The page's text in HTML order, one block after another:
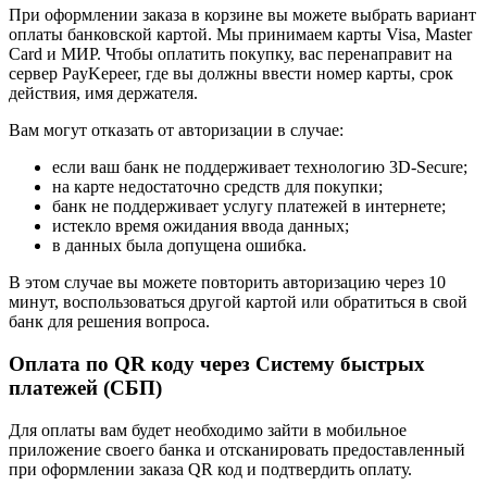
При оформлении заказа в корзине вы можете выбрать вариант
оплаты банковской картой. Мы принимаем карты Visa, Master
Card и МИР. Чтобы оплатить покупку, вас перенаправит на
сервер PayKepeer, где вы должны ввести номер карты, срок
действия, имя держателя.
Вам могут отказать от авторизации в случае:
если ваш банк не поддерживает технологию 3D-Secure;
на карте недостаточно средств для покупки;
банк не поддерживает услугу платежей в интернете;
истекло время ожидания ввода данных;
в данных была допущена ошибка.
В этом случае вы можете повторить авторизацию через 10
минут, воспользоваться другой картой или обратиться в свой
банк для решения вопроса.
Оплата по QR коду через Систему быстрых
платежей (СБП)
Для оплаты вам будет необходимо зайти в мобильное
приложение своего банка и отсканировать предоставленный
при оформлении заказа QR код и подтвердить оплату.